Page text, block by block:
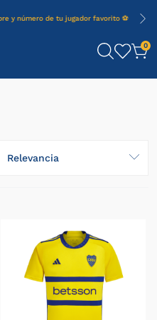
y número de tu jugador favorito ⚽
0
Relevancia